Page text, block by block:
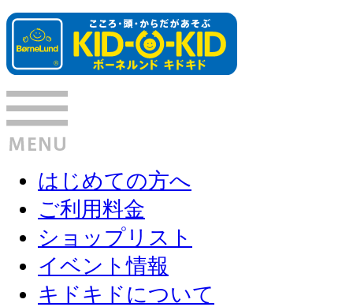
はじめての方へ
ご利用料金
ショップリスト
イベント情報
キドキドについて